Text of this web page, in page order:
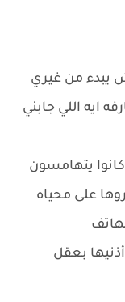
يبدء من غيري
ايه اللي جابني
يتهامسون
على محياه
بعقل